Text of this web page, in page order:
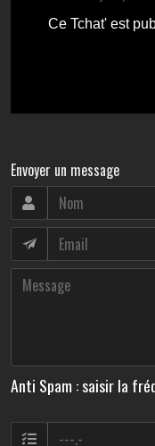
Envoyer un message
Anti Spam : saisir la